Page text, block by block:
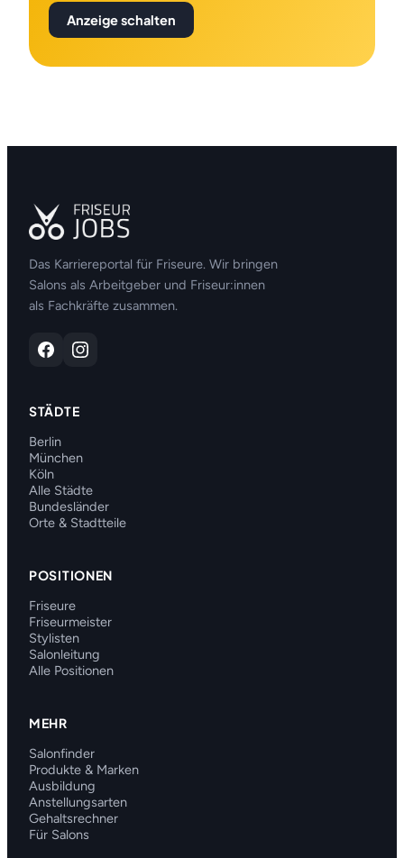
Anzeige schalten
Das Karriereportal für Friseure. Wir bringen
Salons als Arbeitgeber und Friseur:innen
als Fachkräfte zusammen.
STÄDTE
Berlin
München
Köln
Alle Städte
Bundesländer
Orte & Stadtteile
POSITIONEN
Friseure
Friseurmeister
Stylisten
Salonleitung
Alle Positionen
MEHR
Salonfinder
Produkte & Marken
Ausbildung
Anstellungsarten
Gehaltsrechner
Für Salons